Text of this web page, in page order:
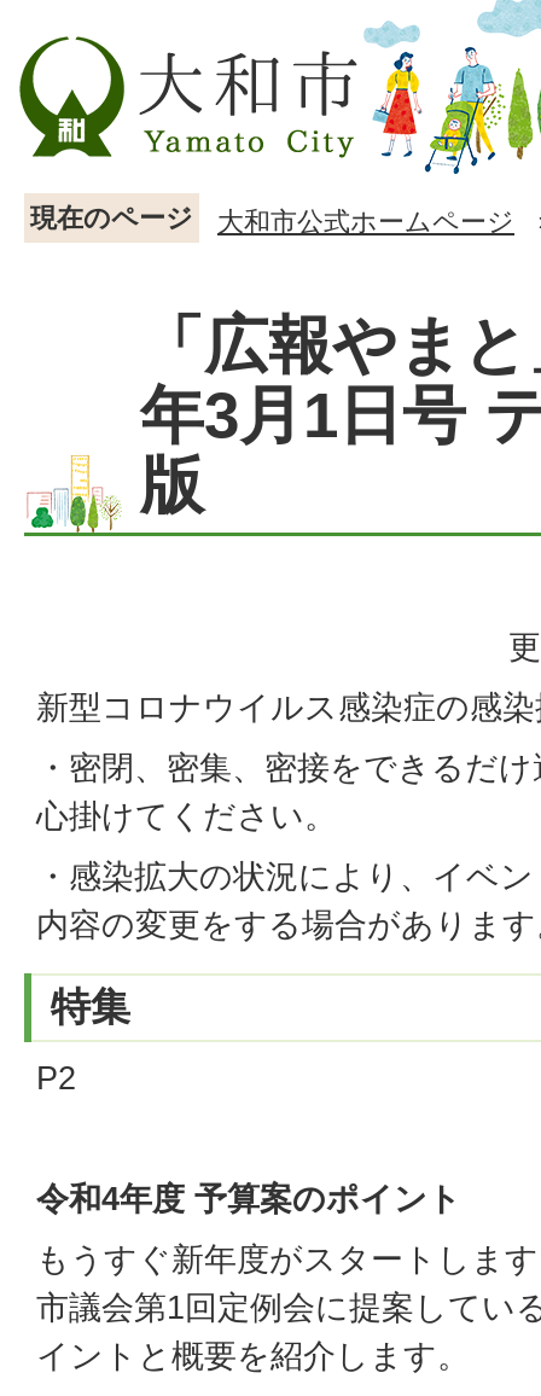
現在のページ 大和市公式ホームページ
「広報やま
年3月1日号
版
新型コロナウイルス感染症の感
・密閉、密集、密接をできるだ
心掛けてください。
・感染拡大の状況により、イベ
内容の変更をする場合がありま
特集
P2
令和4年度 予算案のポイント
もうすぐ新年度がスタートしま
市議会第1回定例会に提案してい
イントと概要を紹介します。